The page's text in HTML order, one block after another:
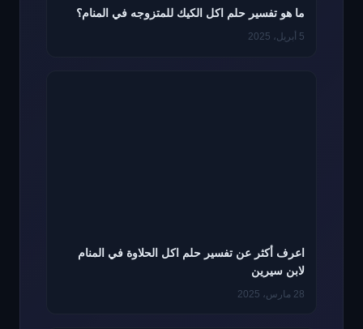
ما هو تفسير حلم اكل الكيك للمتزوجه في المنام؟
5 أبريل، 2025
اعرف أكثر عن تفسير حلم اكل الحلاوة في المنام
لابن سيرين
28 مارس، 2025